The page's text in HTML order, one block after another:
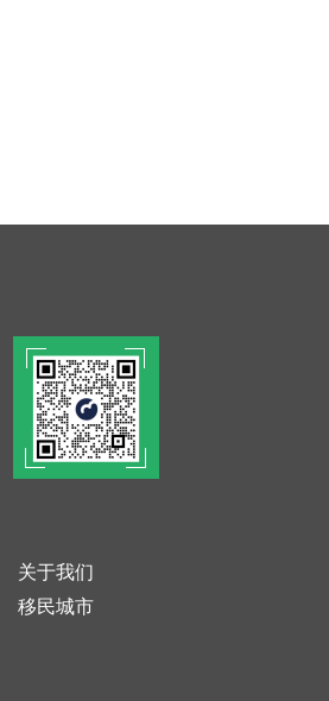
关于我们
移民城市